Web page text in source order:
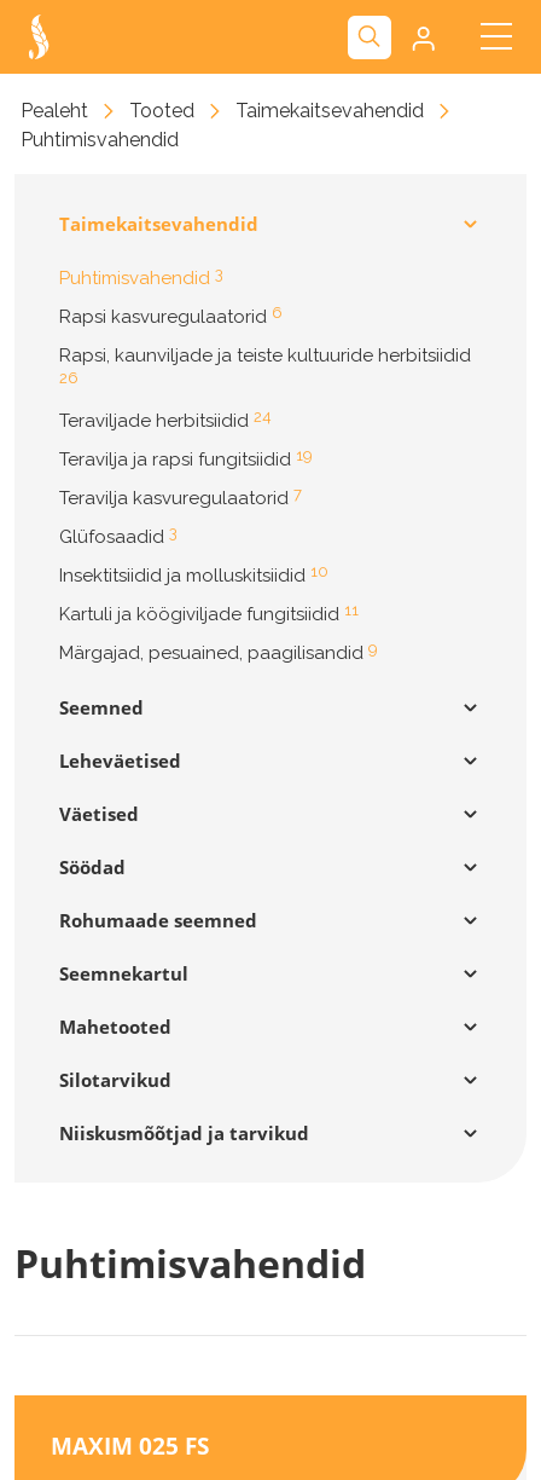
Kliendiportaal
Pealeht Tooted
Taimekaitsevahendid
Puhtimisvahendid
Taimekaitsevahendid
Puhtimisvahendid 3
Rapsi kasvuregulaatorid 6
Rapsi, kaunviljade ja teiste kultuuride herbitsiidid
26
Teraviljade herbitsiidid 24
Teravilja ja rapsi fungitsiidid 19
Teravilja kasvuregulaatorid 7
Glüfosaadid 3
Insektitsiidid ja molluskitsiidid 10
Kartuli ja köögiviljade fungitsiidid 11
Märgajad, pesuained, paagilisandid 9
Seemned
Leheväetised
Väetised
Söödad
Rohumaade seemned
Seemnekartul
Mahetooted
Silotarvikud
Niiskusmõõtjad ja tarvikud
Puhtimisvahendid
MAXIM 025 FS